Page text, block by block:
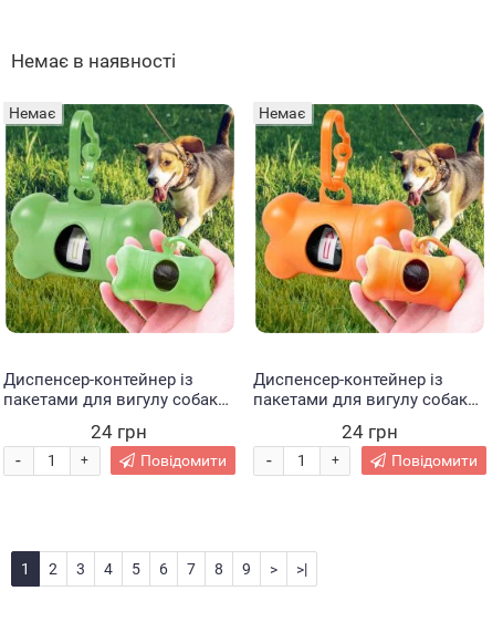
Немає в наявності
Немає
Диспенсер-контейнер із
пакетами для вигулу собак
24 грн
+
- Повідомити
Немає
Диспенсер-контейнер із
пакетами для вигулу собак
24 грн
+
- Повідомити
1 2 3 4 5 6 7 8 9 > >|